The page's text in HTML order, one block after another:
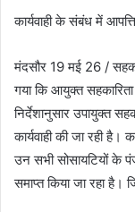
कार्यवाही के संबंध में
मंदसौर 19 मई 26 /
गया कि आयुक्‍त
निर्देशानुसार उपायुक्‍त
कार्यवाही की जा रही है।
उन सभी सोसायटियों के
समाप्त किया जा रहा है।